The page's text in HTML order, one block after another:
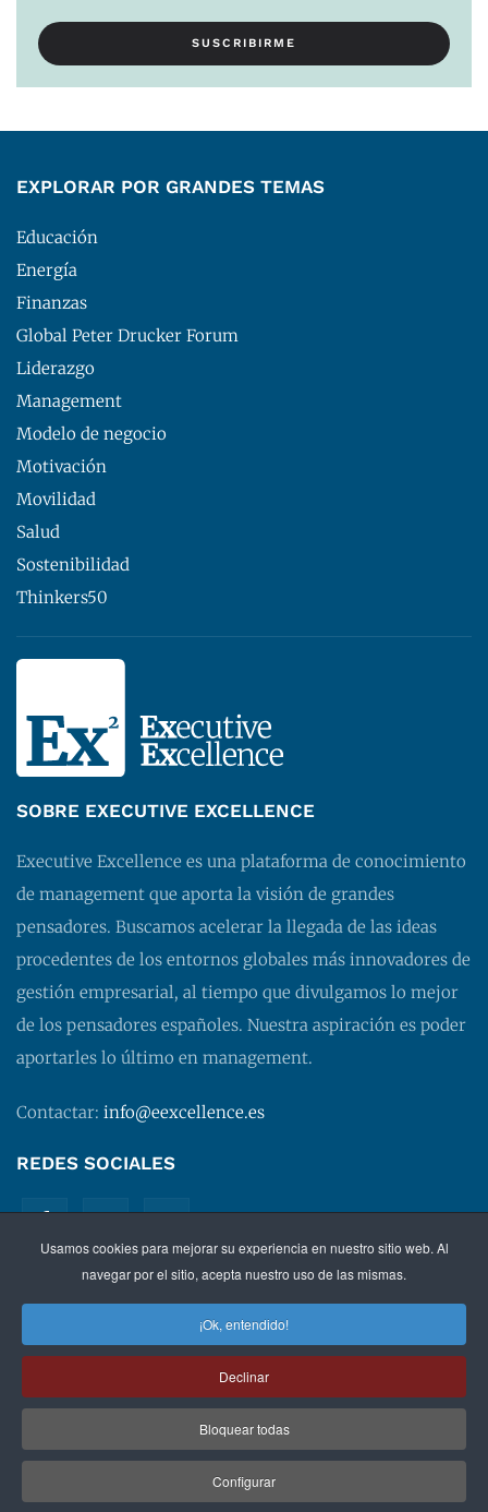
Usamos cookies para mejorar su experiencia en nuestro sitio web. Al
navegar por el sitio, acepta nuestro uso de las mismas.
¡Ok, entendido!
Declinar
Bloquear todas
Configurar
EXPLORAR POR GRANDES TEMAS
Educación
Energía
Finanzas
Global Peter Drucker Forum
Liderazgo
Management
Modelo de negocio
Motivación
Movilidad
Salud
Sostenibilidad
Thinkers50
SOBRE EXECUTIVE EXCELLENCE
Executive Excellence es una plataforma de conocimiento
de management que aporta la visión de grandes
pensadores. Buscamos acelerar la llegada de las ideas
procedentes de los entornos globales más innovadores de
gestión empresarial, al tiempo que divulgamos lo mejor
de los pensadores españoles. Nuestra aspiración es poder
aportarles lo último en management.
Contactar: info@eexcellence.es
REDES SOCIALES
©2026 EXECUTIVE EXCELLENCE.Managementpara
Política de privacidad|Aviso legal
contratación